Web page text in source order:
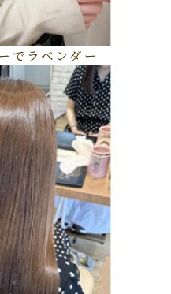
でラベンダー